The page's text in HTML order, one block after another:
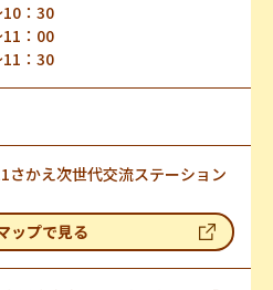
：30
：00
：30
さかえ次世代交流ステーション
ップで見る